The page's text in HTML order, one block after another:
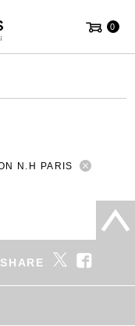
0
N.H PARIS
SHARE